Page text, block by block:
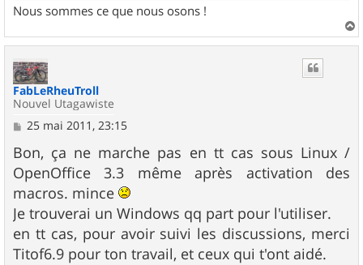
Nous sommes ce que nous osons !
a
FabLeRheuTroll
Nouvel Utagawiste
M
s
s
a
g
e
25 mai 2011, 23:15
Bon, ça ne marche pas en tt cas sous Linux /
OpenOffice 3.3 même après activation des
macros. mince
Je trouverai un Windows qq part pour l'utiliser.
en tt cas, pour avoir suivi les discussions, merci
Titof6.9 pour ton travail, et ceux qui t'ont aidé.